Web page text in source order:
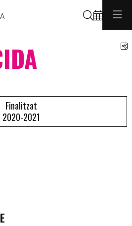
Cerca
Finalitzat
2020-2021